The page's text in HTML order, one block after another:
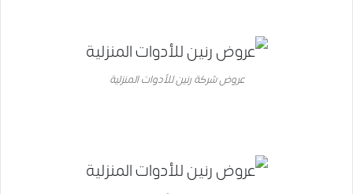
عروض شركة رنين للأدوات المنزلية